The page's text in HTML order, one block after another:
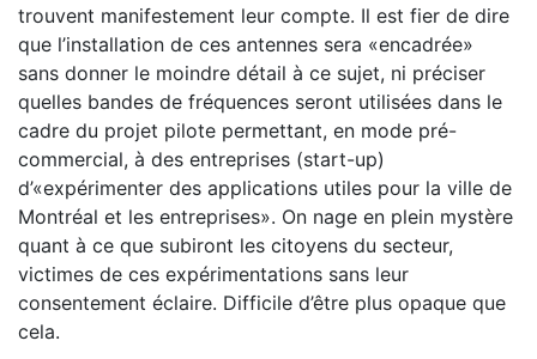
trouvent manifestement leur compte. Il est fier de dire
que l’installation de ces antennes sera «encadrée»
sans donner le moindre détail à ce sujet, ni préciser
quelles bandes de fréquences seront utilisées dans le
cadre du projet pilote permettant, en mode pré-
commercial, à des entreprises (start-up)
d’«expérimenter des applications utiles pour la ville de
Montréal et les entreprises». On nage en plein mystère
quant à ce que subiront les citoyens du secteur,
victimes de ces expérimentations sans leur
consentement éclaire. Difficile d’être plus opaque que
cela.